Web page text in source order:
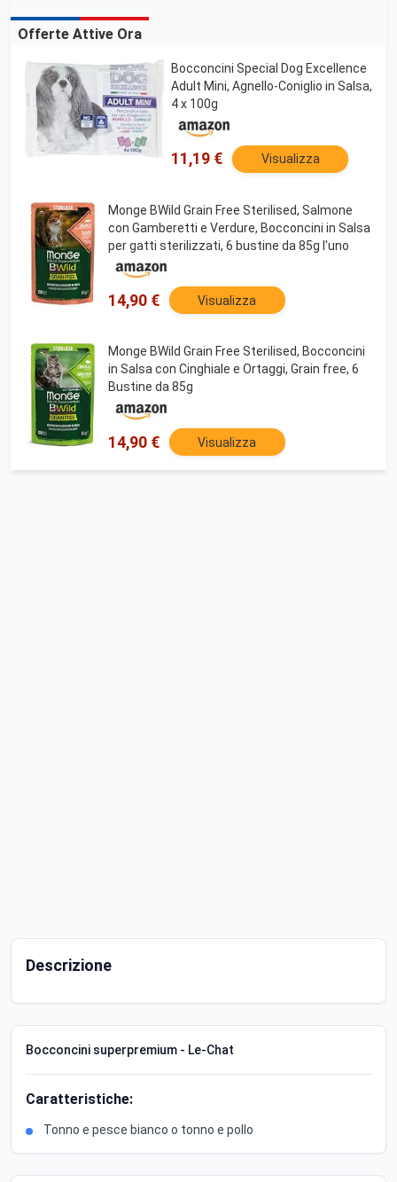
Offerte Attive Ora
Bocconcini Special Dog Excellence
Adult Mini, Agnello-Coniglio in Salsa,
4 x 100g
11,19 € Visualizza
Monge BWild Grain Free Sterilised, Salmone
con Gamberetti e Verdure, Bocconcini in Salsa
per gatti sterilizzati, 6 bustine da 85g l'uno
14,90 € Visualizza
Monge BWild Grain Free Sterilised, Bocconcini
in Salsa con Cinghiale e Ortaggi, Grain free, 6
Bustine da 85g
14,90 € Visualizza
Descrizione
Bocconcini superpremium - Le-Chat
Caratteristiche:
Tonno e pesce bianco o tonno e pollo